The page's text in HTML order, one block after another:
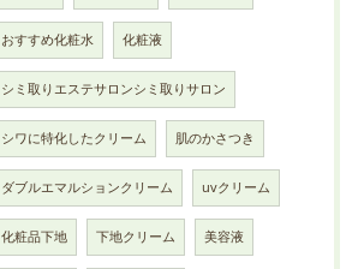
おすすめ化粧水 化粧液
シミ取りエステサロンシミ取りサロン
シワに特化したクリーム 肌のかさつき
ダブルエマルションクリーム uvクリーム
化粧品下地 下地クリーム 美容液